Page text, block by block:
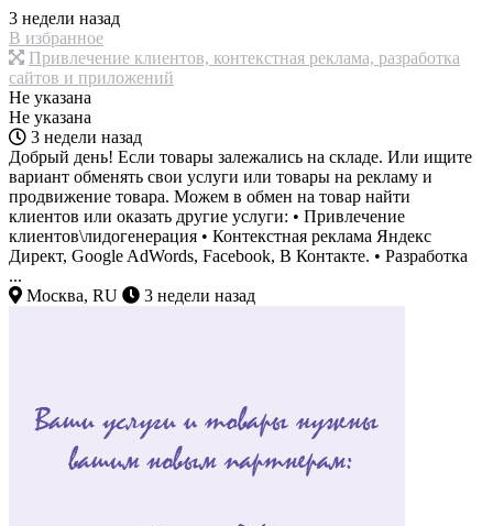
3 недели назад
В избранное
Привлечение клиентов, контекстная реклама, разработка
сайтов и приложений
Не указана
Не указана
3 недели назад
Добрый день! Если товары залежались на складе. Или ищите
вариант обменять свои услуги или товары на рекламу и
продвижение товара. Можем в обмен на товар найти
клиентов или оказать другие услуги: • Привлечение
клиентов\лидогенерация • Контекстная реклама Яндекс
Директ, Google AdWords, Facebook, В Контакте. • Разработка
...
Москва, RU
3 недели назад